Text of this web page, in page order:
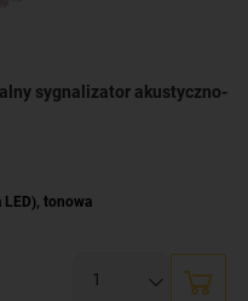
sygnalizator akustyczno-
LED) tonowa